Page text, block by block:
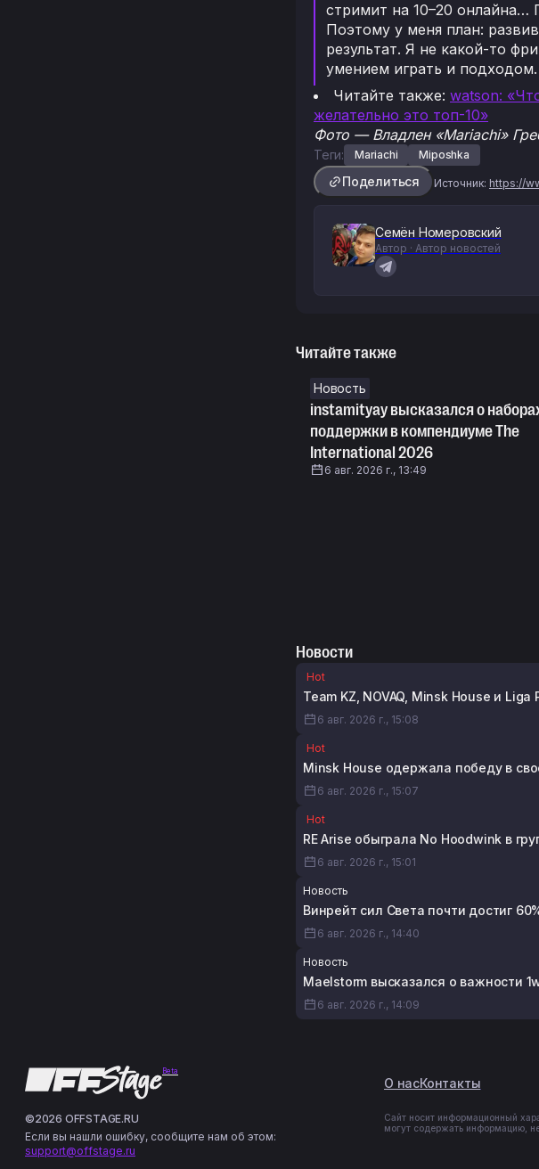
стримит на 10–20
Поэтому у меня план:
результат. Я не какой-то
умением играть и подходом.
Читайте также: watson:
желательно это топ-10»
Фото — Владлен «Mariachi»
Теги: Mariachi Miposhka
Поделиться Источник: https://
Семён Номеровский
Автор · Автор новостей
Читайте также
Новость
instamityay высказался о
поддержки в компендиуме The
International 2026
6 авг. 2026 г., 13:49
Новости
Hot
Team KZ, NOVAQ, Minsk House и
6 авг. 2026 г., 15:08
Hot
Minsk House одержала победу в
6 авг. 2026 г., 15:07
Hot
RE Arise обыграла No Hoodwink в
6 авг. 2026 г., 15:01
Новость
Винрейт сил Света почти достиг
6 авг. 2026 г., 14:40
Новость
Maelstorm высказался о важности
6 авг. 2026 г., 14:09
Beta
О насКонтакты
©2026 OFFSTAGE.RU
Если вы нашли ошибку, сообщите нам об этом:
support@offstage.ru
Сайт носит информационный
могут содержать информацию,